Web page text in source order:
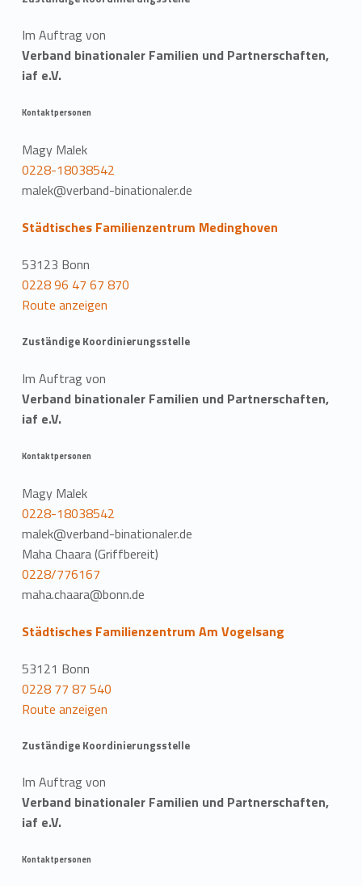
Im Auftrag von
Verband binationaler Familien und Partnerschaften,
iaf e.V.
Kontaktpersonen
Magy Malek
0228-18038542
malek@verband-binationaler.de
Städtisches Familienzentrum Medinghoven
53123 Bonn
0228 96 47 67 870
Route anzeigen
Zuständige Koordinierungsstelle
Im Auftrag von
Verband binationaler Familien und Partnerschaften,
iaf e.V.
Kontaktpersonen
Magy Malek
0228-18038542
malek@verband-binationaler.de
Maha Chaara (Griffbereit)
0228/776167
maha.chaara@bonn.de
Städtisches Familienzentrum Am Vogelsang
53121 Bonn
0228 77 87 540
Route anzeigen
Zuständige Koordinierungsstelle
Im Auftrag von
Verband binationaler Familien und Partnerschaften,
iaf e.V.
Kontaktpersonen